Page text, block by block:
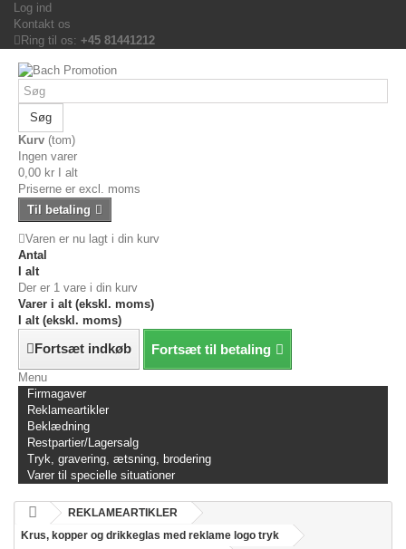
Log ind
Kontakt os
Ring til os: +45 81441212
Søg
Kurv (tom)
Ingen varer
0,00 kr
I alt
Priserne er excl. moms
Til betaling
Varen er nu lagt i din kurv
Antal
I alt
Der er 1 vare i din kurv
Varer i alt (ekskl. moms)
I alt (ekskl. moms)
Fortsæt indkøb Fortsæt til betaling
Menu
Firmagaver
Reklameartikler
Beklædning
Restpartier/Lagersalg
Tryk, gravering, ætsning, brodering
Varer til specielle situationer
REKLAMEARTIKLER
Krus, kopper og drikkeglas med reklame logo tryk